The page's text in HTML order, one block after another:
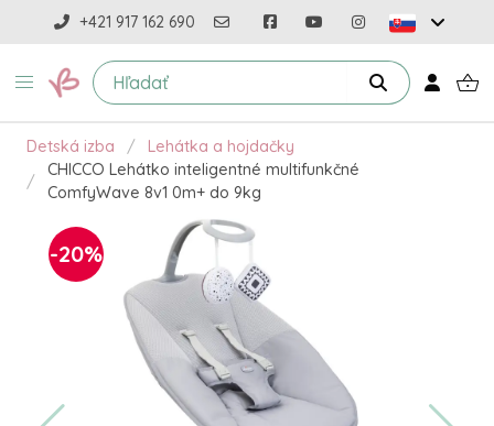
+421 917 162 690
Detská izba
Lehátka a hojdačky
CHICCO Lehátko inteligentné multifunkčné
ComfyWave 8v1 0m+ do 9kg
-20%